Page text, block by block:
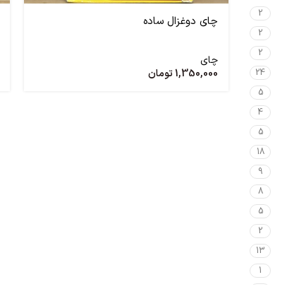
2
2
2
24
5
4
5
18
9
8
5
2
13
1
چای دوغزال ساده
چای
1,350,000تومان